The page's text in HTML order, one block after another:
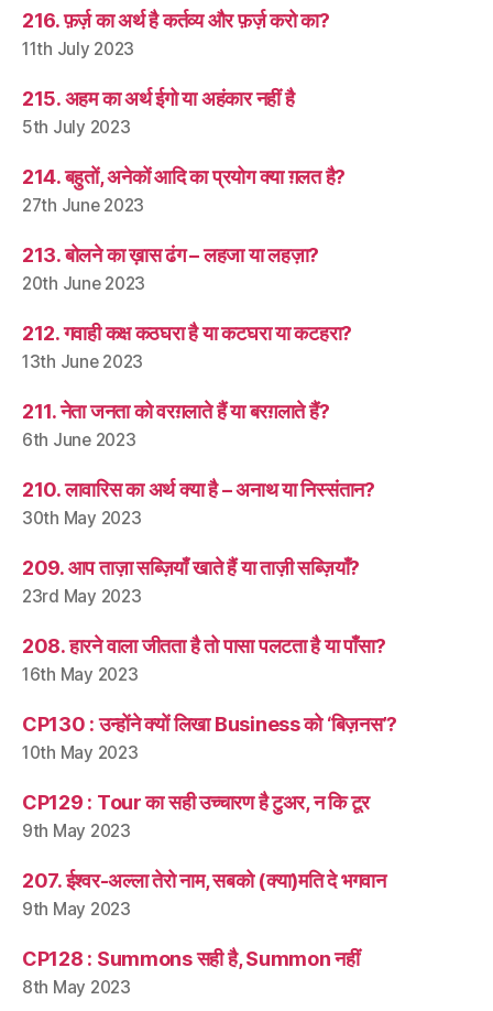
216. फ़र्ज़ का अर्थ है कर्तव्य और फ़र्ज़ करो का?
11th July 2023
215. अहम का अर्थ ईगो या अहंकार नहीं है
5th July 2023
214. बहुतों, अनेकों आदि का प्रयोग क्या ग़लत है?
27th June 2023
213. बोलने का ख़ास ढंग – लहजा या लहज़ा?
20th June 2023
212. गवाही कक्ष कठघरा है या कटघरा या कटहरा?
13th June 2023
211. नेता जनता को वरग़लाते हैं या बरग़लाते हैं?
6th June 2023
210. लावारिस का अर्थ क्या है – अनाथ या निस्संतान?
30th May 2023
209. आप ताज़ा सब्ज़ियाँ खाते हैं या ताज़ी सब्ज़ियाँ?
23rd May 2023
208. हारने वाला जीतता है तो पासा पलटता है या पाँसा?
16th May 2023
CP130 : उन्होंने क्यों लिखा Business को ‘बिज़नस’?
10th May 2023
CP129 : Tour का सही उच्चारण है टुअर, न कि टूर
9th May 2023
207. ईश्वर-अल्ला तेरो नाम, सबको (क्या)मति दे भगवान
9th May 2023
CP128 : Summons सही है, Summon नहीं
8th May 2023